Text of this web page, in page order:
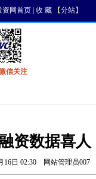
资网首页| 收 藏【分站】
信关注
资数据喜人
16日 02:30 网站管理员007